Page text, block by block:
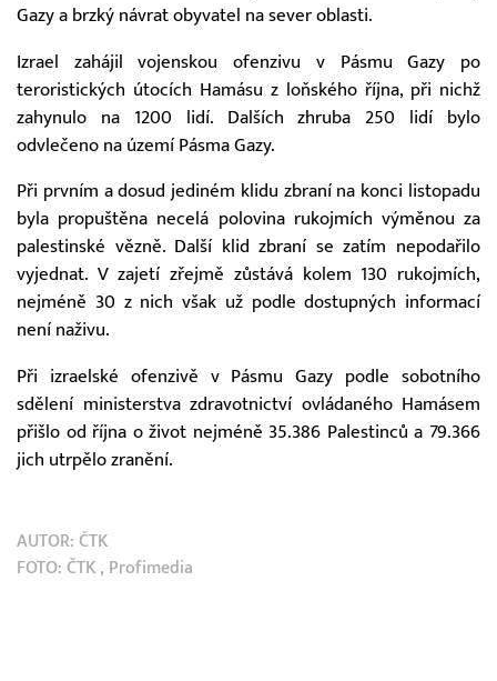
Gazy a brzký návrat obyvatel na sever oblasti.
Izrael zahájil vojenskou ofenzivu v Pásmu Gazy po
teroristických útocích Hamásu z loňského října, při nichž
zahynulo na 1200 lidí. Dalších zhruba 250 lidí bylo
odvlečeno na území Pásma Gazy.
Při prvním a dosud jediném klidu zbraní na konci listopadu
byla propuštěna necelá polovina rukojmích výměnou za
palestinské vězně. Další klid zbraní se zatím nepodařilo
vyjednat. V zajetí zřejmě zůstává kolem 130 rukojmích,
nejméně 30 z nich však už podle dostupných informací
není naživu.
Při izraelské ofenzivě v Pásmu Gazy podle sobotního
sdělení ministerstva zdravotnictví ovládaného Hamásem
přišlo od října o život nejméně 35.386 Palestinců a 79.366
jich utrpělo zranění.
AUTOR: ČTK
FOTO: ČTK , Profimedia